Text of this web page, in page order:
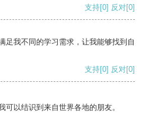
支持[0] 反对[0]
足我不同的学习需求，让我能够找到自
支持[0] 反对[0]
以结识到来自世界各地的朋友。